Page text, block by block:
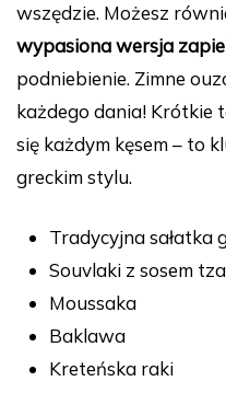
wszędzie. Możesz
wypasiona wersja
podniebienie. Zimne
każdego dania! Krótkie
się każdym kęsem – to
greckim stylu.
Tradycyjna sałatka
Souvlaki z sosem
Moussaka
Baklawa
Kreteńska raki